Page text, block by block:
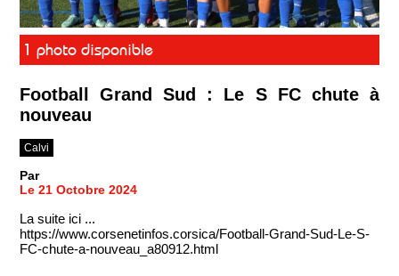
1 photo disponible
Football Grand Sud : Le S FC chute à
nouveau
Calvi
Par
Le 21 Octobre 2024
La suite ici ...
https://www.corsenetinfos.corsica/Football-Grand-Sud-Le-S-
FC-chute-a-nouveau_a80912.html